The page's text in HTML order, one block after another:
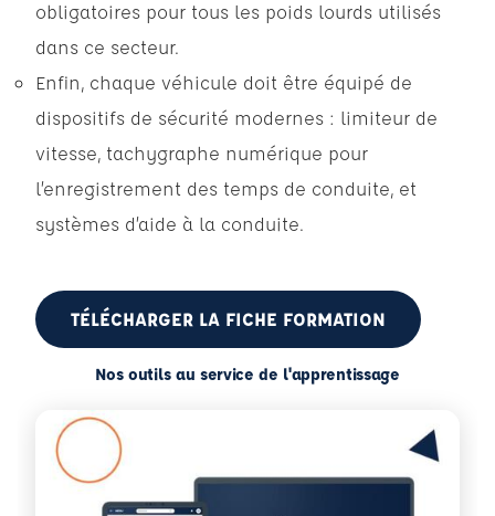
obligatoires pour tous les poids lourds utilisés
dans ce secteur.
Enfin, chaque véhicule doit être équipé de
dispositifs de sécurité modernes : limiteur de
vitesse, tachygraphe numérique pour
l’enregistrement des temps de conduite, et
systèmes d’aide à la conduite.
TÉLÉCHARGER LA FICHE FORMATION
Nos outils au service de l'apprentissage